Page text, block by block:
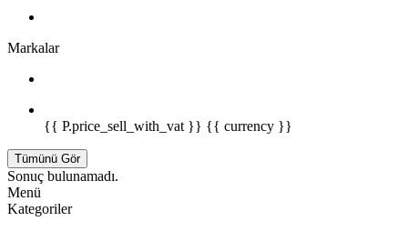
Markalar
{{ P.price_sell_with_vat }} {{ currency }}
Tümünü Gör
Sonuç bulunamadı.
Menü
Kategoriler